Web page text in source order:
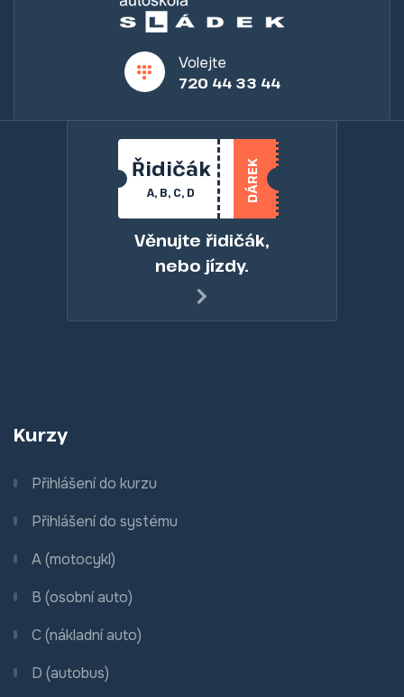
Volejte
720 44 33 44
Řidičák
A, B, C, D DÁREK
Věnujte řidičák,
nebo jízdy.
Kurzy
Přihlášení do kurzu
Přihlášení do systému
A (motocykl)
B (osobní auto)
C (nákladní auto)
D (autobus)